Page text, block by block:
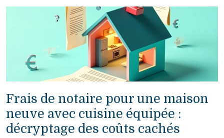
Frais de notaire pour une maison
neuve avec cuisine équipée :
décryptage des coûts cachés